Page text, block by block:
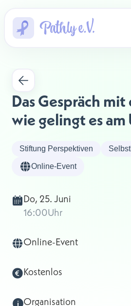
Das Gespräch
wie gelingt es am
Stiftung Perspektiven
Online-Event
Do, 25. Juni
16:00Uhr
Online-Event
Kostenlos
Organisation